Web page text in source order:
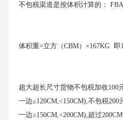
不包税渠道是按体积计算的：
体积重=立方（CBM）×167KG 即
超大超长尺寸货物不包税加收100
一边≥120CM,<150CM),不包税
一边≥150CM,<200CM),超过200CM